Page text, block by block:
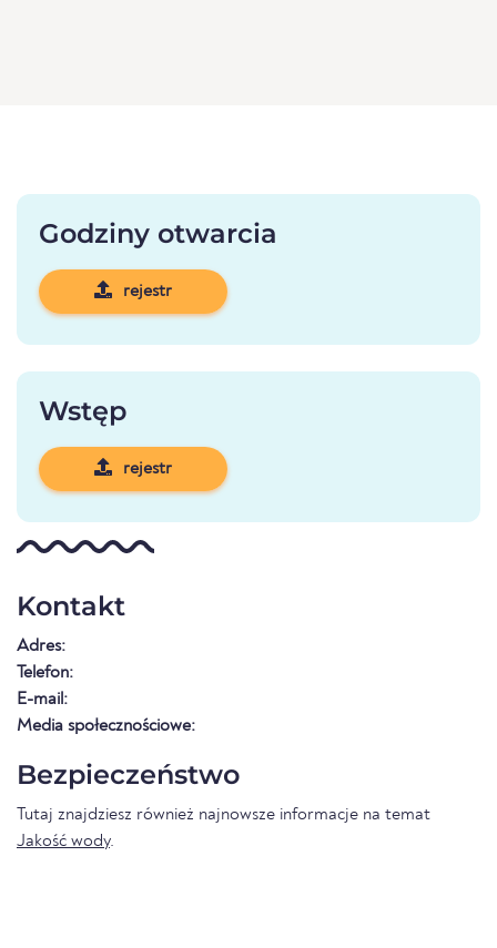
Godziny otwarcia
rejestr
Wstęp
rejestr
Kontakt
Adres:
Telefon:
E-mail:
Media społecznościowe:
Bezpieczeństwo
Tutaj znajdziesz również najnowsze informacje na temat
Jakość wody.